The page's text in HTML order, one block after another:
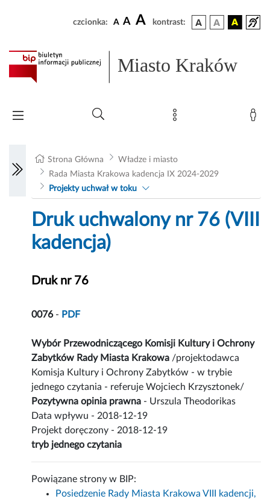
czcionka: A A A kontrast:
Miasto Kraków
Strona Główna
Władze i miasto
Rada Miasta Krakowa kadencja IX 2024-2029
Projekty uchwał w toku
Druk uchwalony nr 76 (VIII
kadencja)
Druk nr 76
0076- PDF
Wybór Przewodniczącego Komisji Kultury i Ochrony
Zabytków Rady Miasta Krakowa /projektodawca
Komisja Kultury i Ochrony Zabytków - w trybie
jednego czytania - referuje Wojciech Krzysztonek/
Pozytywna opinia prawna - Urszula Theodorikas
Data wpływu - 2018-12-19
Projekt doręczony - 2018-12-19
tryb jednego czytania
Powiązane strony w BIP:
Posiedzenie Rady Miasta Krakowa VIII kadencji,